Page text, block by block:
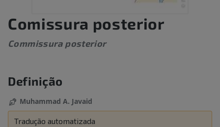
Comissura posterior
Commissura posterior
Definição
Muhammad A. Javaid
Tradução automatizada